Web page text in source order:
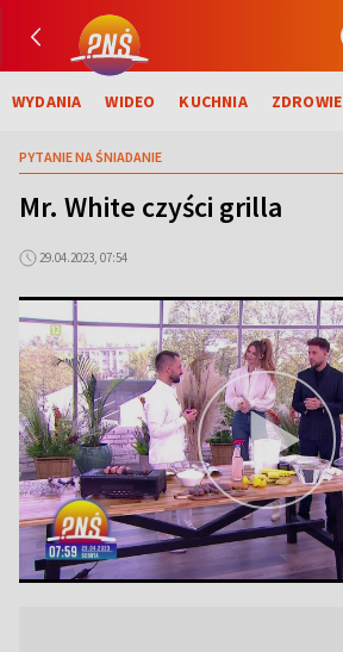
WYDANIA WIDEO KUCHNIA ZDROWIE
PYTANIE NA ŚNIADANIE
Mr. White czyści grilla
29.04.2023, 07:54